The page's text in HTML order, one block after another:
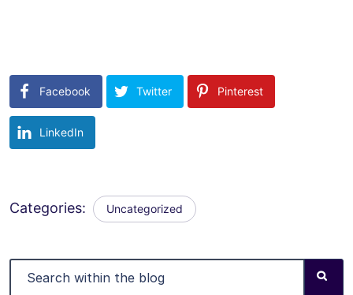
Facebook Twitter Pinterest
LinkedIn
Categories: Uncategorized